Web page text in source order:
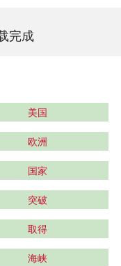
完成
美国
欧洲
国家
突破
取得
海峡